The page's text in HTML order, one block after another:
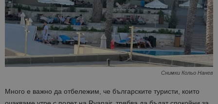
Снимки Кольо Нанев
Много е важно да отбележим, че българските туристи, които